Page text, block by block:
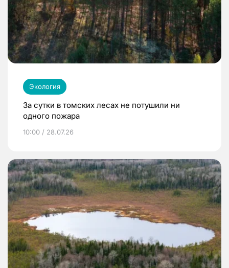
Экология
За сутки в томских лесах не потушили ни
одного пожара
10:00 / 28.07.26